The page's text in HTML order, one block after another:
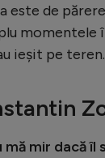
este de
momentele
ieșit pe teren.
mă mir dacă